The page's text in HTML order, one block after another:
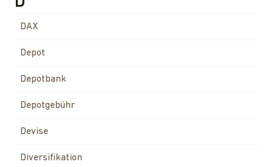
DAX
Depot
Depotbank
Depotgebühr
Devise
Diversifikation